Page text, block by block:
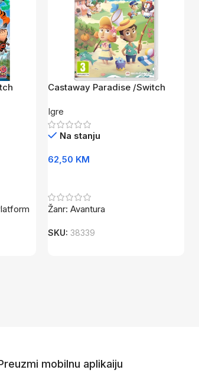
Castaway Paradise /Switch
Igre
Na stanju
62,50 KM
Žanr: Avantura
SKU:38339
mobilnu aplikaiju